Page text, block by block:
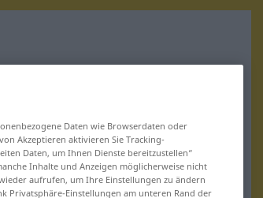
Daten wie Browserdaten oder
Akzeptieren aktivieren Sie Tracking-
Daten, um Ihnen Dienste bereitzustellen“
Inhalte und Anzeigen möglicherweise nicht
aufrufen, um Ihre Einstellungen zu ändern
Privatsphäre-Einstellungen am unteren Rand der